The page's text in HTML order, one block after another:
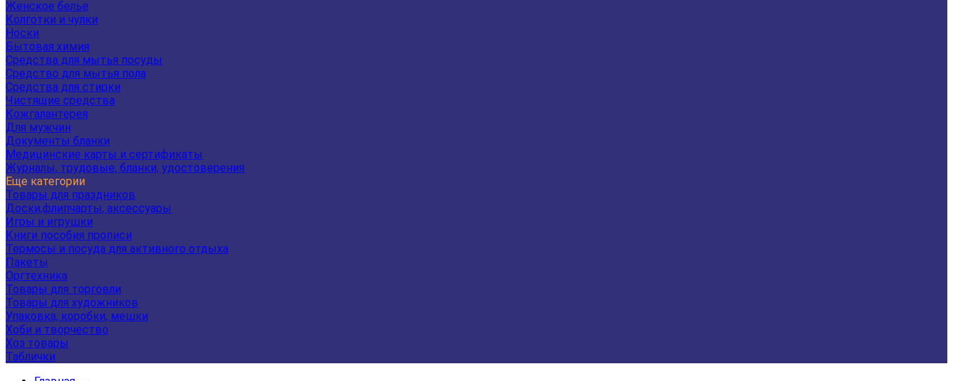
Женское белье
Колготки и чулки
Носки
Бытовая химия
Средства для мытья посуды
Средство для мытья пола
Средства для стирки
Чистящие средства
Кожгалантерея
Для мужчин
Документы бланки
Медицинские карты и сертификаты
Журналы, трудовые, бланки, удостоверения
Еще категории
Товары для праздников
Доски,флипчарты, аксессуары
Игры и игрушки
Книги пособия прописи
Термосы и посуда для активного отдыха
Пакеты
Оргтехника
Товары для торговли
Товары для художников
Упаковка, коробки, мешки
Хоби и творчество
Хоз товары
Таблички